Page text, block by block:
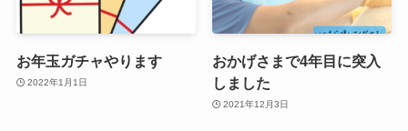
お年玉ガチャやります
2022年1月1日
おかげさまで4年目に突入
しました
2021年12月3日